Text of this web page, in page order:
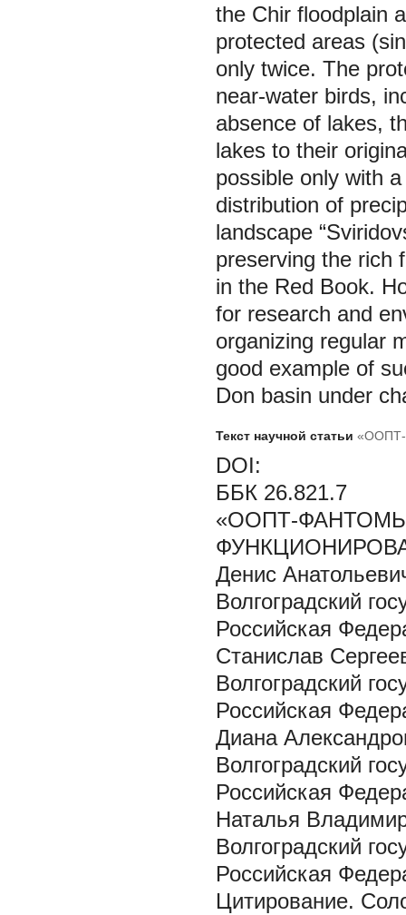
the Chir floodplain
protected areas
only twice. The
near-water birds,
absence of lakes,
lakes to their
possible only with
distribution of
landscape
preserving the rich
in the Red Book.
for research and
organizing regular
good example of
Don basin under
Текст научной статьи «ООПТ-
DOI:
ББК 26.821.7
«ООПТ-
Денис
Волгоградский
Российская
Станислав
Волгоградский
Российская
Диана
Волгоградский
Российская
Наталья
Волгоградский
Российская
Цитирование.